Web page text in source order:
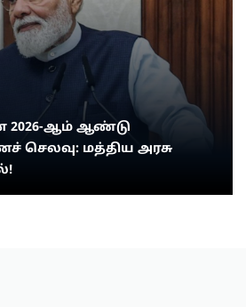
2026-ஆம் ஆண்டு
செலவு: மத்திய அரசு